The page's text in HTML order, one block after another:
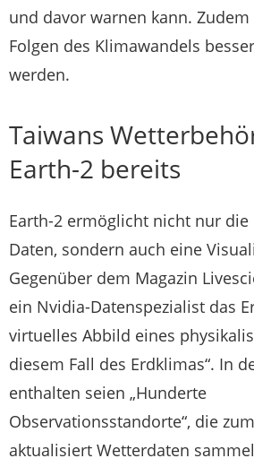
und davor warnen kann.
Folgen des Klimawandels
werden.
Taiwans
Earth-2 bereits
Earth-2 ermöglicht nicht nur die
Daten, sondern auch eine
Gegenüber dem Magazin
ein Nvidia-Datenspezialist das
virtuelles Abbild eines
diesem Fall des Erdklimas“. In
enthalten seien „Hunderte
Observationsstandorte“, die
aktualisiert Wetterdaten